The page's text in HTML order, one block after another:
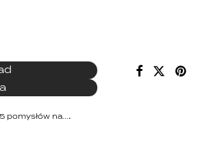
5 pomysłów na....